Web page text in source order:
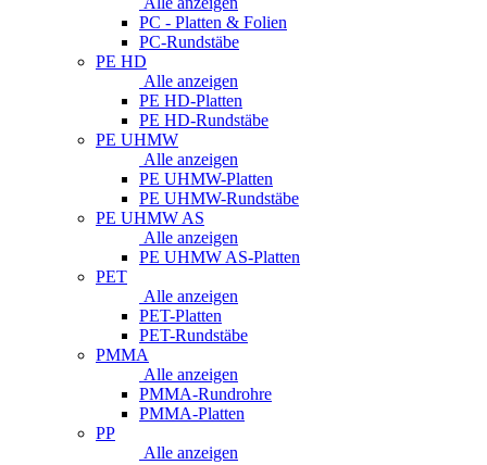
PC - Platten & Folien
PC-Rundstäbe
PE HD
Alle anzeigen
PE HD-Platten
PE HD-Rundstäbe
PE UHMW
Alle anzeigen
PE UHMW-Platten
PE UHMW-Rundstäbe
PE UHMW AS
Alle anzeigen
PE UHMW AS-Platten
PET
Alle anzeigen
PET-Platten
PET-Rundstäbe
PMMA
Alle anzeigen
PMMA-Rundrohre
PMMA-Platten
PP
Alle anzeigen